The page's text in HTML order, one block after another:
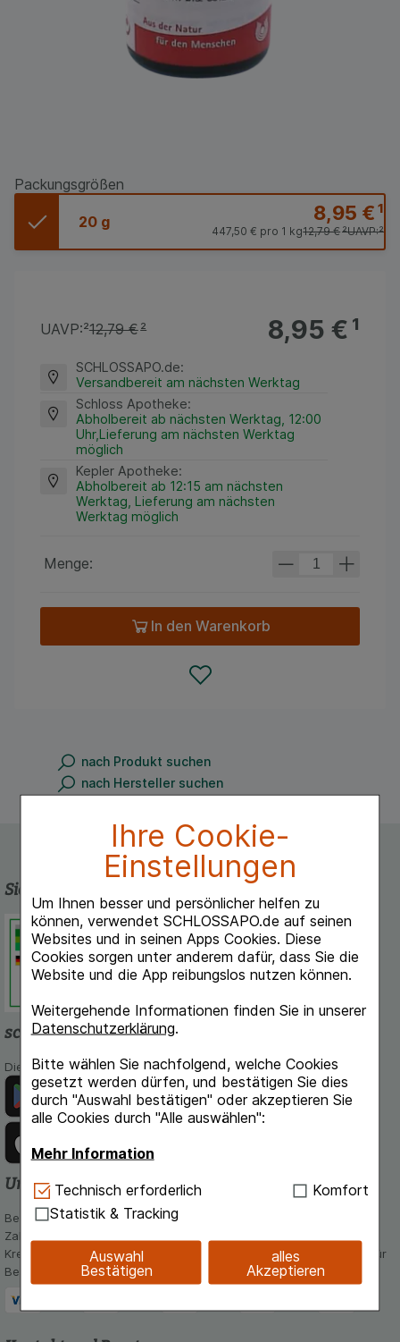
Ihre Cookie-
Einstellungen
Um Ihnen besser und persönlicher helfen zu
können, verwendet SCHLOSSAPO.de auf seinen
Websites und in seinen Apps Cookies. Diese
Cookies sorgen unter anderem dafür, dass Sie die
Website und die App reibungslos nutzen können.
Weitergehende Informationen finden Sie in unserer
Datenschutzerklärung.
Bitte wählen Sie nachfolgend, welche Cookies
gesetzt werden dürfen, und bestätigen Sie dies
durch "Auswahl bestätigen" oder akzeptieren Sie
alle Cookies durch "Alle auswählen":
Mehr Information
Technisch Notwendig:Hierbei handelt es sich um
Cookies, die für die Grundfunktionen unserer
Website notwendig sind (z.B. Navigation,
Warenkorb, Kundenkonto), weshalb auf diese nicht
verzichtet werden kann.
Einkaufserlebnis noch ansprechender zu gestalten,
Technisch erforderlich
Komfort
Statistik & Tracking
Auswahl
Bestätigen
alles
Akzeptieren
Packungsgrößen
20 g 8,95 €¹
UAVP:²
12,79 €²
447,50 € pro 1 kg
8,95 €¹
UAVP:²12,79 €²
SCHLOSSAPO.de:
Versandbereit am nächsten Werktag
Schloss Apotheke:
Abholbereit ab nächsten Werktag, 12:00
Uhr,Lieferung am nächsten Werktag
möglich
Kepler Apotheke:
Abholbereit ab 12:15 am nächsten
Werktag, Lieferung am nächsten
Werktag möglich
Menge:
In den Warenkorb
nach Produkt suchen
nach Hersteller suchen
Sicherheit und Qualität
Schlossapo.de ist registriert beim
Deutschen Institut für Medizinische
Dokumentation und Information.
schlossapo.de-App
Die App von schlossapo.de jetzt mit E-Rezept-Scanner
Unsere Zahlungsarten
Bequem und sicher - Wählen Sie aus unseren verschiedenen
Zahlungsmöglichkeiten:
Kreditkarte, PayPal,Vorkasse, iDeal, Bancontact und Rechnung (für
Bestandskunden)